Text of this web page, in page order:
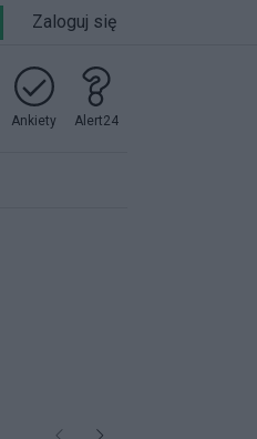
Zaloguj się
Ankiety Alert24